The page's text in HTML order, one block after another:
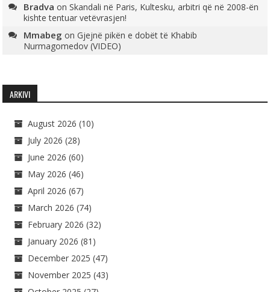
Bradva onSkandali në Paris, Kultesku, arbitri që në 2008-ën
kishte tentuar vetëvrasjen!
Mmabeg onGjejnë pikën e dobët të Khabib
Nurmagomedov (VIDEO)
ARKIVI
August 2026 (10)
July 2026 (28)
June 2026 (60)
May 2026 (46)
April 2026 (67)
March 2026 (74)
February 2026 (32)
January 2026 (81)
December 2025 (47)
November 2025 (43)